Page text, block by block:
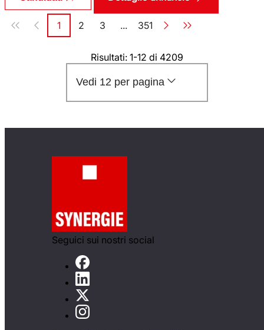
Paginazione
Pagina
1 Pagina
2 Pagina
3 ... Pagina
351
Risultati: 1-12 di 4209
Vedi 12 per pagina
Seguici sui nostri social